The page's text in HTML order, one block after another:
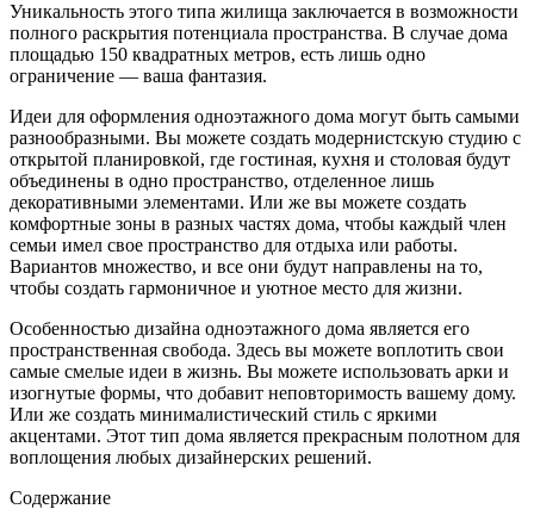
Уникальность этого типа жилища заключается в возможности
полного раскрытия потенциала пространства. В случае дома
площадью 150 квадратных метров, есть лишь одно
ограничение — ваша фантазия.
Идеи для оформления одноэтажного дома могут быть самыми
разнообразными. Вы можете создать модернистскую студию с
открытой планировкой, где гостиная, кухня и столовая будут
объединены в одно пространство, отделенное лишь
декоративными элементами. Или же вы можете создать
комфортные зоны в разных частях дома, чтобы каждый член
семьи имел свое пространство для отдыха или работы.
Вариантов множество, и все они будут направлены на то,
чтобы создать гармоничное и уютное место для жизни.
Особенностью дизайна одноэтажного дома является его
пространственная свобода. Здесь вы можете воплотить свои
самые смелые идеи в жизнь. Вы можете использовать арки и
изогнутые формы, что добавит неповторимость вашему дому.
Или же создать минималистический стиль с яркими
акцентами. Этот тип дома является прекрасным полотном для
воплощения любых дизайнерских решений.
Содержание